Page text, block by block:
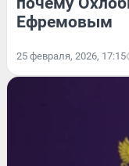
Ефремовым
25 февраля, 2026, 17:15